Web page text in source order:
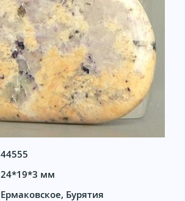
44555
24*19*3 мм
Ермаковское, Бурятия